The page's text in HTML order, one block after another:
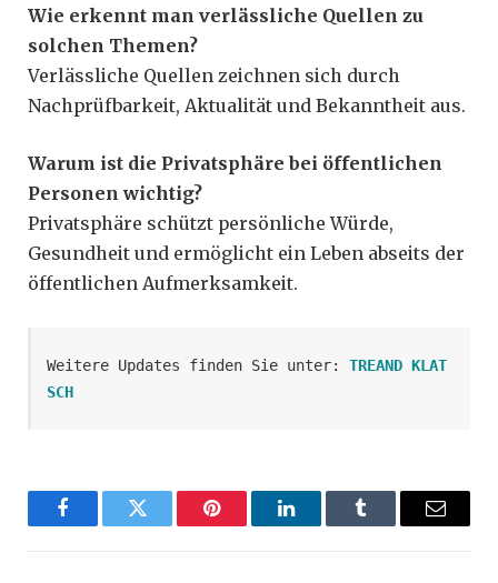
Wie erkennt man verlässliche Quellen zu
solchen Themen?
Verlässliche Quellen zeichnen sich durch
Nachprüfbarkeit, Aktualität und Bekanntheit aus.
Warum ist die Privatsphäre bei öffentlichen
Personen wichtig?
Privatsphäre schützt persönliche Würde,
Gesundheit und ermöglicht ein Leben abseits der
öffentlichen Aufmerksamkeit.
Weitere Updates finden Sie unter: TREAND KLAT
SCH
FacebookTwitter Pinterest LinkedInTumblr Email